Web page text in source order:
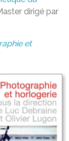
dirigé par
et